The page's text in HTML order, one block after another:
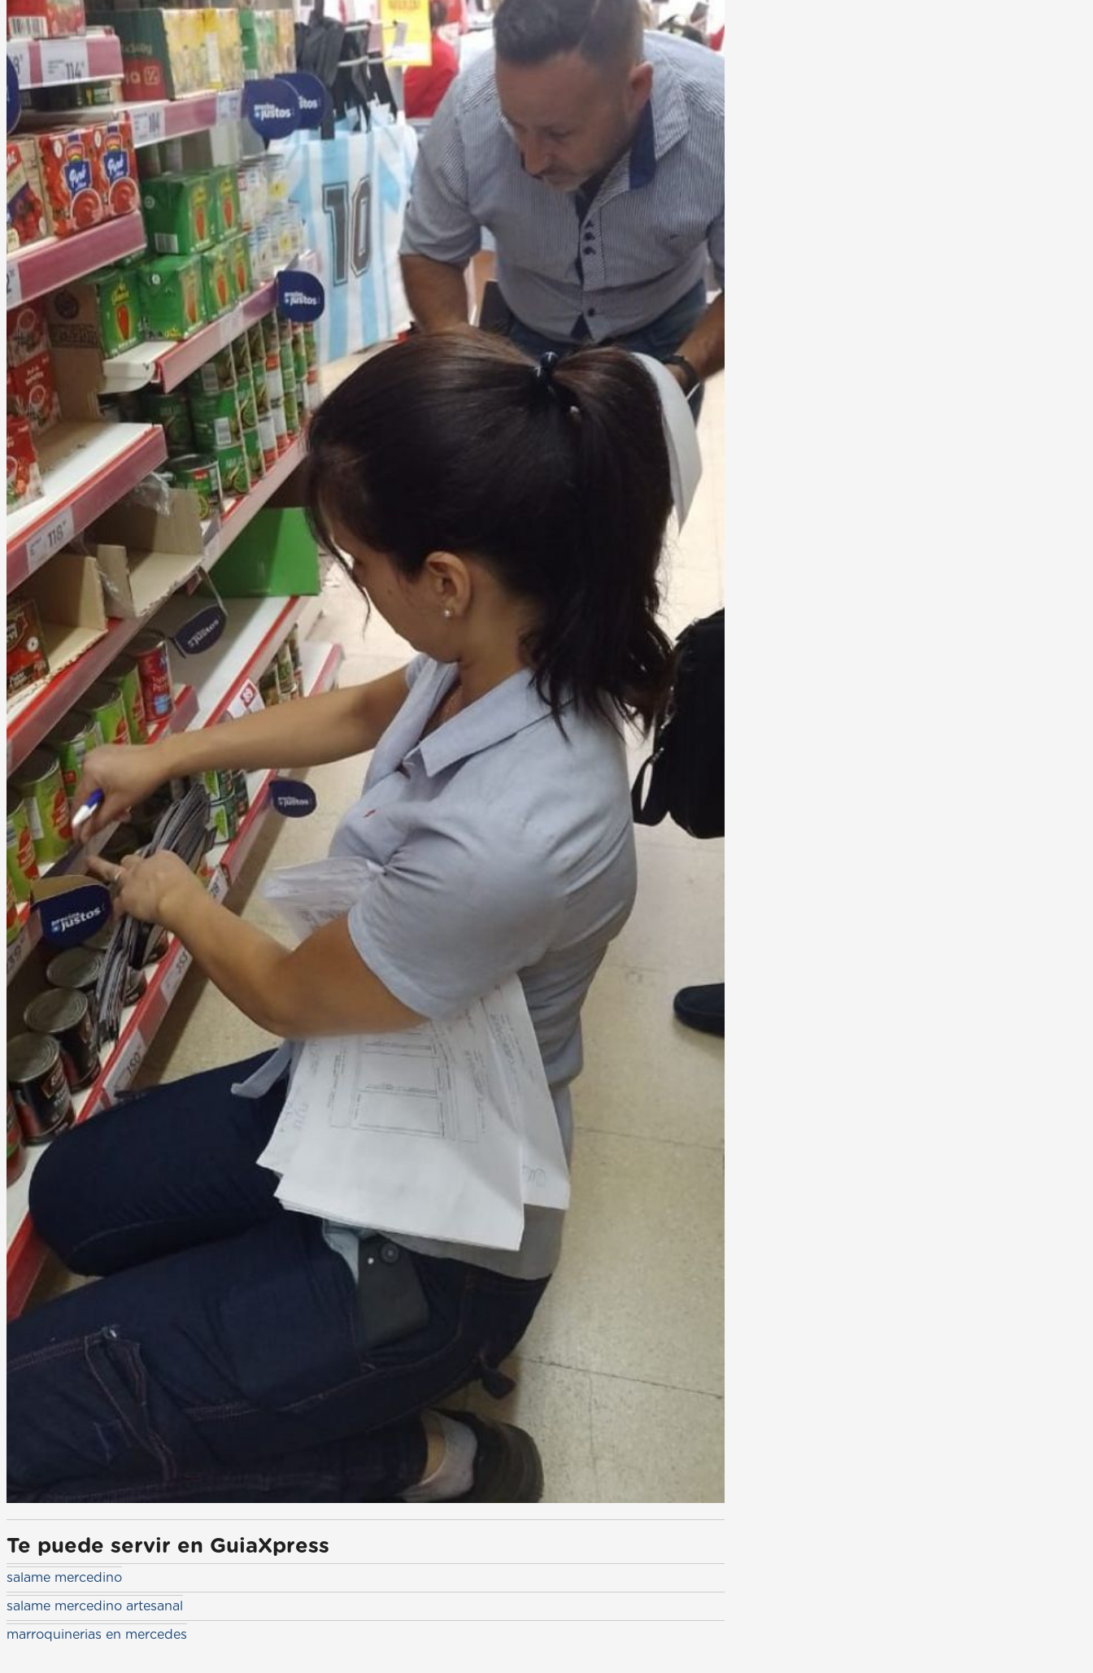
Te puede servir en GuiaXpress
salame mercedino
salame mercedino artesanal
marroquinerias en mercedes